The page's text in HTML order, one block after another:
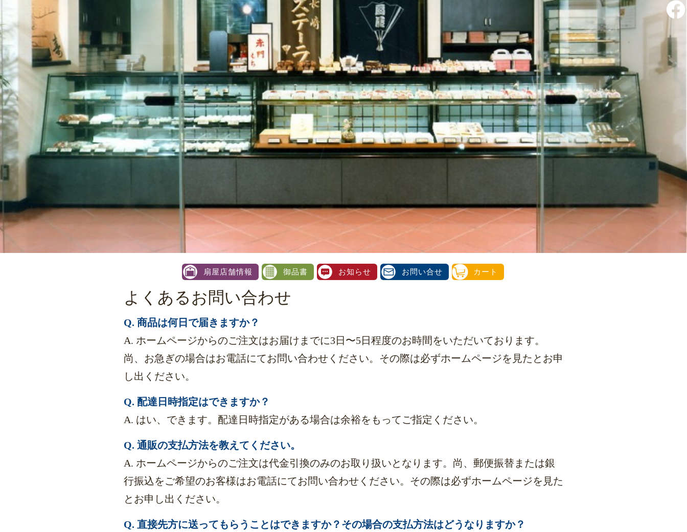
扇屋店舗情報 御品書 お知らせ お問い合せ カート
よくあるお問い合わせ
Q. 商品は何日で届きますか？
A. ホームページからのご注文はお届けまでに3日〜5日程度のお時間をいただいております。
尚、お急ぎの場合はお電話にてお問い合わせください。その際は必ずホームページを見たとお申
し出ください。
Q. 配達日時指定はできますか？
A. はい、できます。配達日時指定がある場合は余裕をもってご指定ください。
Q. 通販の支払方法を教えてください。
A. ホームページからのご注文は代金引換のみのお取り扱いとなります。尚、郵便振替または銀
行振込をご希望のお客様はお電話にてお問い合わせください。その際は必ずホームページを見た
とお申し出ください。
Q. 直接先方に送ってもらうことはできますか？その場合の支払方法はどうなりますか？